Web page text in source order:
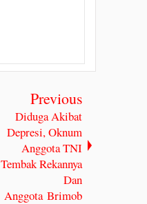
Previous
Diduga Akibat
Depresi, Oknum
Anggota TNI
Tembak Rekannya
Dan
Anggota Brimob